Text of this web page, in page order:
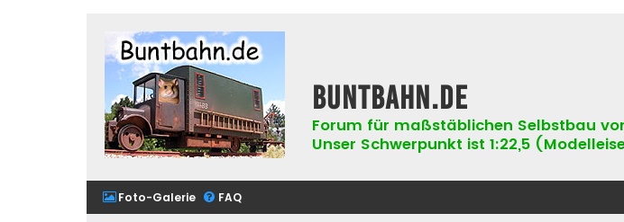
buntbahn.de
Forum für maßstäblichen Selbstbau von
Unser Schwerpunkt ist 1:22,5
Foto-Galerie FAQ